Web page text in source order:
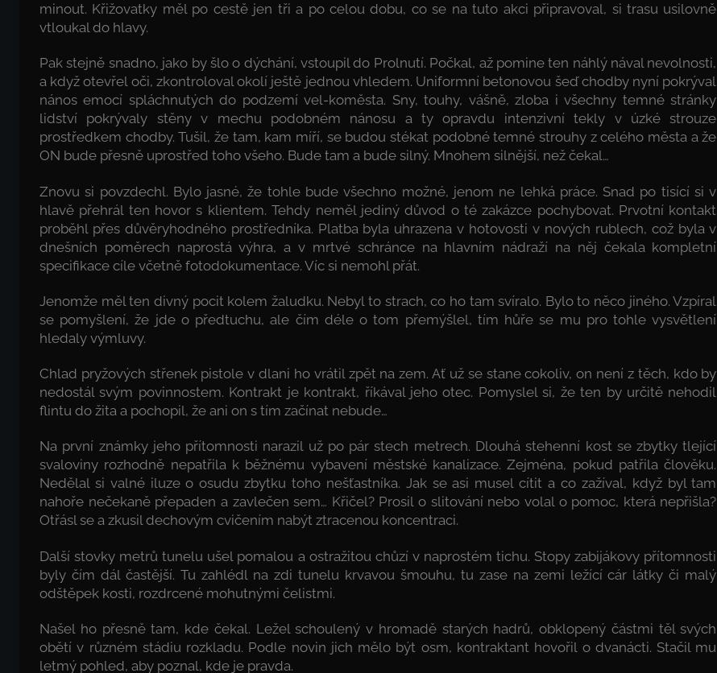
minout. Křižovatky měl po cestě jen tři a po celou dobu, co se na tuto akci připravoval, si trasu usilovně
vtloukal do hlavy.
Pak stejně snadno, jako by šlo o dýchání, vstoupil do Prolnutí. Počkal, až pomine ten náhlý nával nevolnosti,
a když otevřel oči, zkontroloval okolí ještě jednou vhledem. Uniformní betonovou šeď chodby nyní pokrýval
nános emocí spláchnutých do podzemí vel-koměsta. Sny, touhy, vášně, zloba i všechny temné stránky
lidství pokrývaly stěny v mechu podobném nánosu a ty opravdu intenzivní tekly v úzké strouze
prostředkem chodby. Tušil, že tam, kam míří, se budou stékat podobné temné strouhy z celého města a že
ON bude přesně uprostřed toho všeho. Bude tam a bude silný. Mnohem silnější, než čekal…
Znovu si povzdechl. Bylo jasné, že tohle bude všechno možné, jenom ne lehká práce. Snad po tisící si v
hlavě přehrál ten hovor s klientem. Tehdy neměl jediný důvod o té zakázce pochybovat. Prvotní kontakt
proběhl přes důvěryhodného prostředníka. Platba byla uhrazena v hotovosti v nových rublech, což byla v
dnešních poměrech naprostá výhra, a v mrtvé schránce na hlavním nádraží na něj čekala kompletní
specifikace cíle včetně fotodokumentace. Víc si nemohl přát.
Jenomže měl ten divný pocit kolem žaludku. Nebyl to strach, co ho tam svíralo. Bylo to něco jiného. Vzpíral
se pomyšlení, že jde o předtuchu, ale čím déle o tom přemýšlel, tím hůře se mu pro tohle vysvětlení
hledaly výmluvy.
Chlad pryžových střenek pistole v dlani ho vrátil zpět na zem. Ať už se stane cokoliv, on není z těch, kdo by
nedostál svým povinnostem. Kontrakt je kontrakt, říkával jeho otec. Pomyslel si, že ten by určitě nehodil
flintu do žita a pochopil, že ani on s tím začínat nebude…
Na první známky jeho přítomnosti narazil už po pár stech metrech. Dlouhá stehenní kost se zbytky tlející
svaloviny rozhodně nepatřila k běžnému vybavení městské kanalizace. Zejména, pokud patřila člověku.
Nedělal si valné iluze o osudu zbytku toho nešťastníka. Jak se asi musel cítit a co zažíval, když byl tam
nahoře nečekaně přepaden a zavlečen sem… Křičel? Prosil o slitování nebo volal o pomoc, která nepřišla?
Otřásl se a zkusil dechovým cvičením nabýt ztracenou koncentraci.
Další stovky metrů tunelu ušel pomalou a ostražitou chůzí v naprostém tichu. Stopy zabijákovy přítomnosti
byly čím dál častější. Tu zahlédl na zdi tunelu krvavou šmouhu, tu zase na zemi ležící cár látky či malý
odštěpek kosti, rozdrcené mohutnými čelistmi.
Našel ho přesně tam, kde čekal. Ležel schoulený v hromadě starých hadrů, obklopený částmi těl svých
obětí v různém stádiu rozkladu. Podle novin jich mělo být osm, kontraktant hovořil o dvanácti. Stačil mu
letmý pohled, aby poznal, kde je pravda.